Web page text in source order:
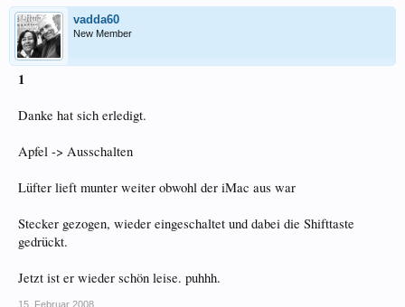
vadda60
New Member
1
Danke hat sich erledigt.
Apfel -> Ausschalten
Lüfter lieft munter weiter obwohl der iMac aus war
Stecker gezogen, wieder eingeschaltet und dabei die Shifttaste
gedrückt.
Jetzt ist er wieder schön leise. puhhh.
15. Februar 2008